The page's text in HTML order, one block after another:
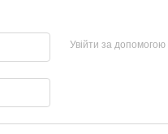
Увійти за допомогою